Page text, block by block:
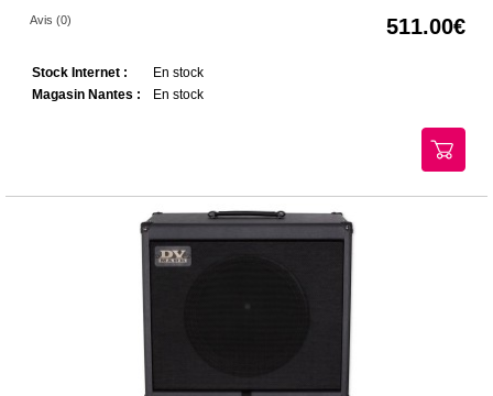
Avis (0) 511.00
Stock Internet :
En stock
Magasin Nantes :
En stock